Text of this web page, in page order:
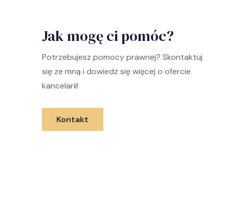
Jak mogę ci pomóc?
Potrzebujesz pomocy prawnej? Skontaktuj
się ze mną i dowiedz się więcej o ofercie
kancelarii!
Kontakt